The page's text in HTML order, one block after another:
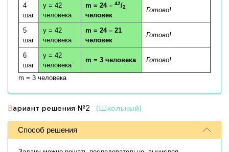
4
шаг
y = 42
человека
m = 24 – 42/2
человек
Готово!
5
шаг
y = 42
человека
m = 24 – 21
человек
Готово!
6
шаг
y = 42
человека
m = 3 человека Готово!
m = 3 человека
Вариант решения №2 (Школьный)
Способ решения